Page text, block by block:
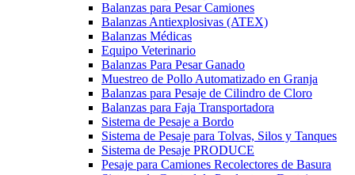
Balanzas para Pesar Camiones
Balanzas Antiexplosivas (ATEX)
Balanzas Médicas
Equipo Veterinario
Balanzas Para Pesar Ganado
Muestreo de Pollo Automatizado en Granja
Balanzas para Pesaje de Cilindro de Cloro
Balanzas para Faja Transportadora
Sistema de Pesaje a Bordo
Sistema de Pesaje para Tolvas, Silos y Tanques
Sistema de Pesaje PRODUCE
Pesaje para Camiones Recolectores de Basura